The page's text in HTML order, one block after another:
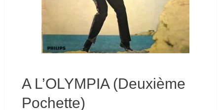
A L’OLYMPIA (Deuxième
Pochette)